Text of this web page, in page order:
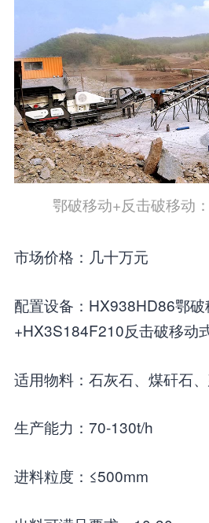
鄂破移动+反击破移动
市场价格：几十万元
配置设备：HX938HD86鄂
+HX3S184F210反击破移动
适用物料：石灰石、煤矸石
生产能力：70-130t/h
进料粒度：≤500mm